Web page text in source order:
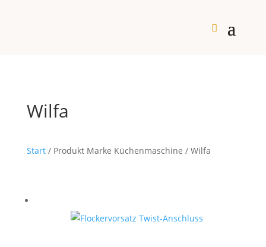
Wilfa
Start/ Produkt Marke Küchenmaschine / Wilfa